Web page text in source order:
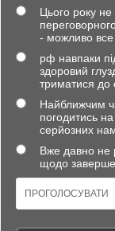
Цього року
- можливо все
рф навпаки
здоровий
триматися до
Найближчим
погодитись
серйозних
Вже давно не
щодо